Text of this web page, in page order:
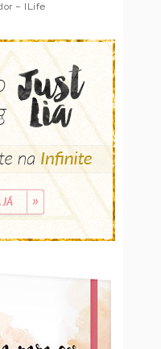
– ILife